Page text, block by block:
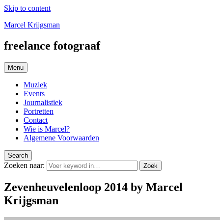
Skip to content
Marcel Krijgsman
freelance fotograaf
Menu
Muziek
Events
Journalistiek
Portretten
Contact
Wie is Marcel?
Algemene Voorwaarden
Search
Zoeken naar: Zoek
Zevenheuvelenloop 2014 by Marcel
Krijgsman